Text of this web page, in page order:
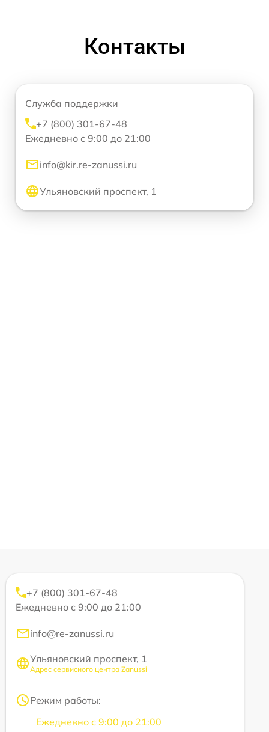
Контакты
Служба поддержки
+7 (800) 301-67-48
Ежедневно с 9:00 до 21:00
info@kir.re-zanussi.ru
Ульяновский проспект, 1
+7 (800) 301-67-48
Ежедневно с 9:00 до 21:00
info@re-zanussi.ru
Ульяновский проспект, 1
Адрес сервисного центра Zanussi
Режим работы:
Ежедневно с 9:00 до 21:00